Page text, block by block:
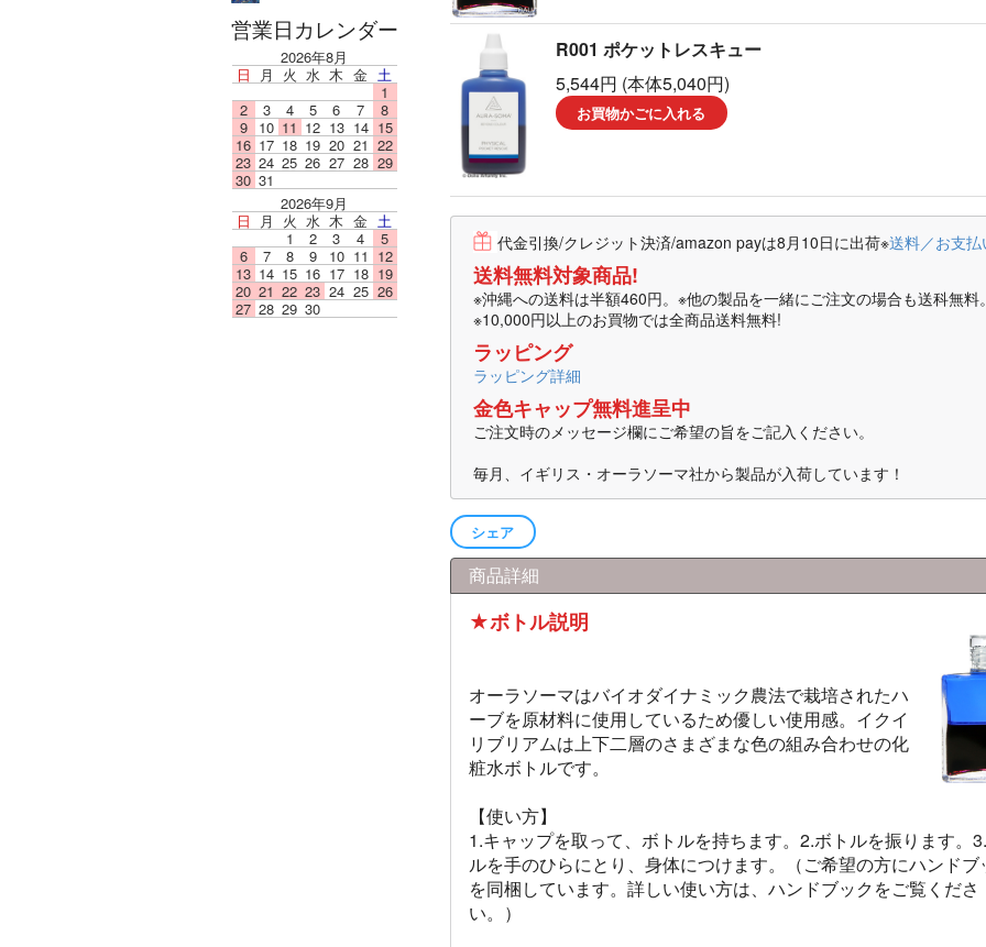
営業日カレンダー
2026年8月
日
月 火 水 木 金 土
1
2
3 4 5 6 7
8
9
10 11 12 13 14 15
16 17 18 19 20 21 22
23 24 25 26 27 28 29
30 31
2026年9月
日
月 火 水 木 金 土
1
2 3 4
5
6
7 8 9 10 11 12
13 14 15 16 17 18 19
20 21 22 23 24 25 26
27 28 29 30
R001 ポケットレスキュー
5,544円 (本体5,040円)
お買物かごに入れる
代金引換/クレジット決済/amazon payは8月10日に出荷※送料／お支払
送料無料対象商品!
※沖縄への送料は半額460円。※他の製品を一緒にご注文の場合も送科無料
※10,000円以上のお買物では全商品送料無料!
ラッピング
ラッピング詳細
金色キャップ無料進呈中
ご注文時のメッセージ欄にご希望の旨をご記入ください。
毎月、イギリス・オーラソーマ社から製品が入荷しています！
シェア
商品詳細
★ボトル説明
オーラソーマはバイオダイナミック農法で栽培されたハ
ーブを原材料に使用しているため優しい使用感。イクイ
リブリアムは上下二層のさまざまな色の組み合わせの化
粧水ボトルです。
【使い方】
1.キャップを取って、ボトルを持ちます。2.ボトルを振ります。
ルを手のひらにとり、身体につけます。（ご希望の方にハンドブ
を同梱しています。詳しい使い方は、ハンドブックをご覧くださ
い。）